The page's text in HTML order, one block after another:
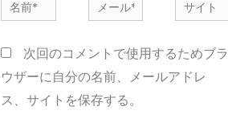
力…
前
*
ー
ル
*
イ
ト
次回のコメントで使用するためブラ
ウザーに自分の名前、メールアドレ
ス、サイトを保存する。